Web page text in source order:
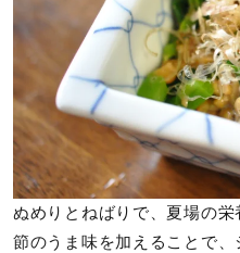
ぬめりとねばりで、夏場の
節のうま味を加えることで